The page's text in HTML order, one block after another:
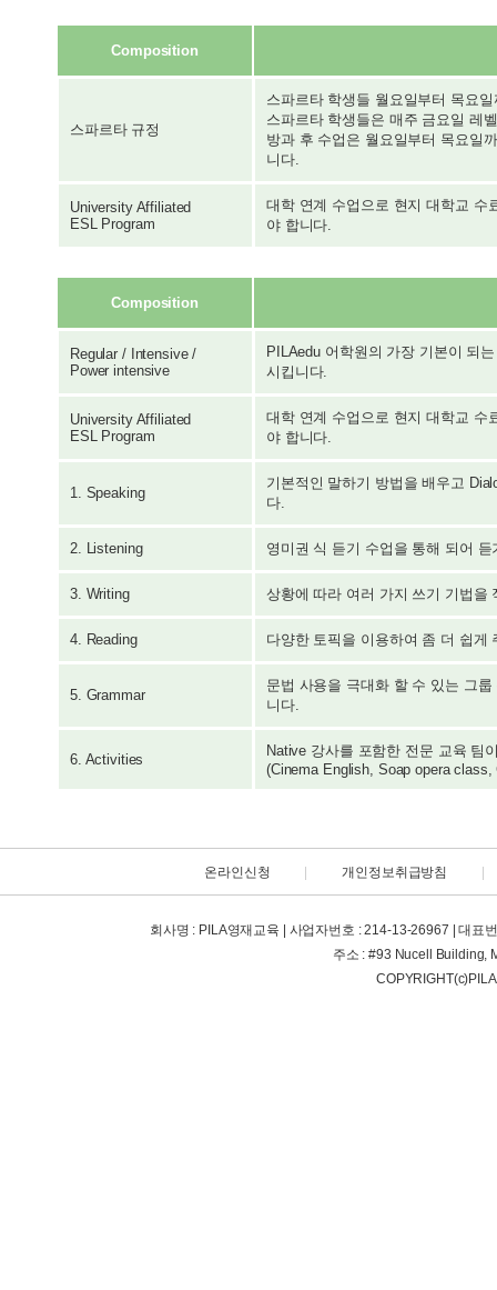
Composition
스파르타 규정
스파르타 학생들 월요일부터 목요
스파르타 학생들은 매주 금요일 레
방과 후 수업은 월요일부터 목요일
니다.
University Affiliated
ESL Program
대학 연계 수업으로 현지 대학교 수
야 합니다.
Composition
Regular / Intensive /
Power intensive
PILAedu 어학원의 가장 기본이 되
시킵니다.
University Affiliated
ESL Program
대학 연계 수업으로 현지 대학교 수
야 합니다.
1. Speaking
기본적인 말하기 방법을 배우고
다.
2. Listening 영미권 식 듣기 수업을 통해 되어
3. Writing 상황에 따라 여러 가지 쓰기 기법을
4. Reading 다양한 토픽을 이용하여 좀 더 쉽게
5. Grammar
문법 사용을 극대화 할 수 있는 그
니다.
6. Activities
Native 강사를 포함한 전문 교육 팀
(Cinema English, Soap opera
온라인신청 개인정보취급방침
회사명 : PILA영재교육 | 사업자번호 : 214-13-26967 | 대
주소 : #93 Nucell Building,